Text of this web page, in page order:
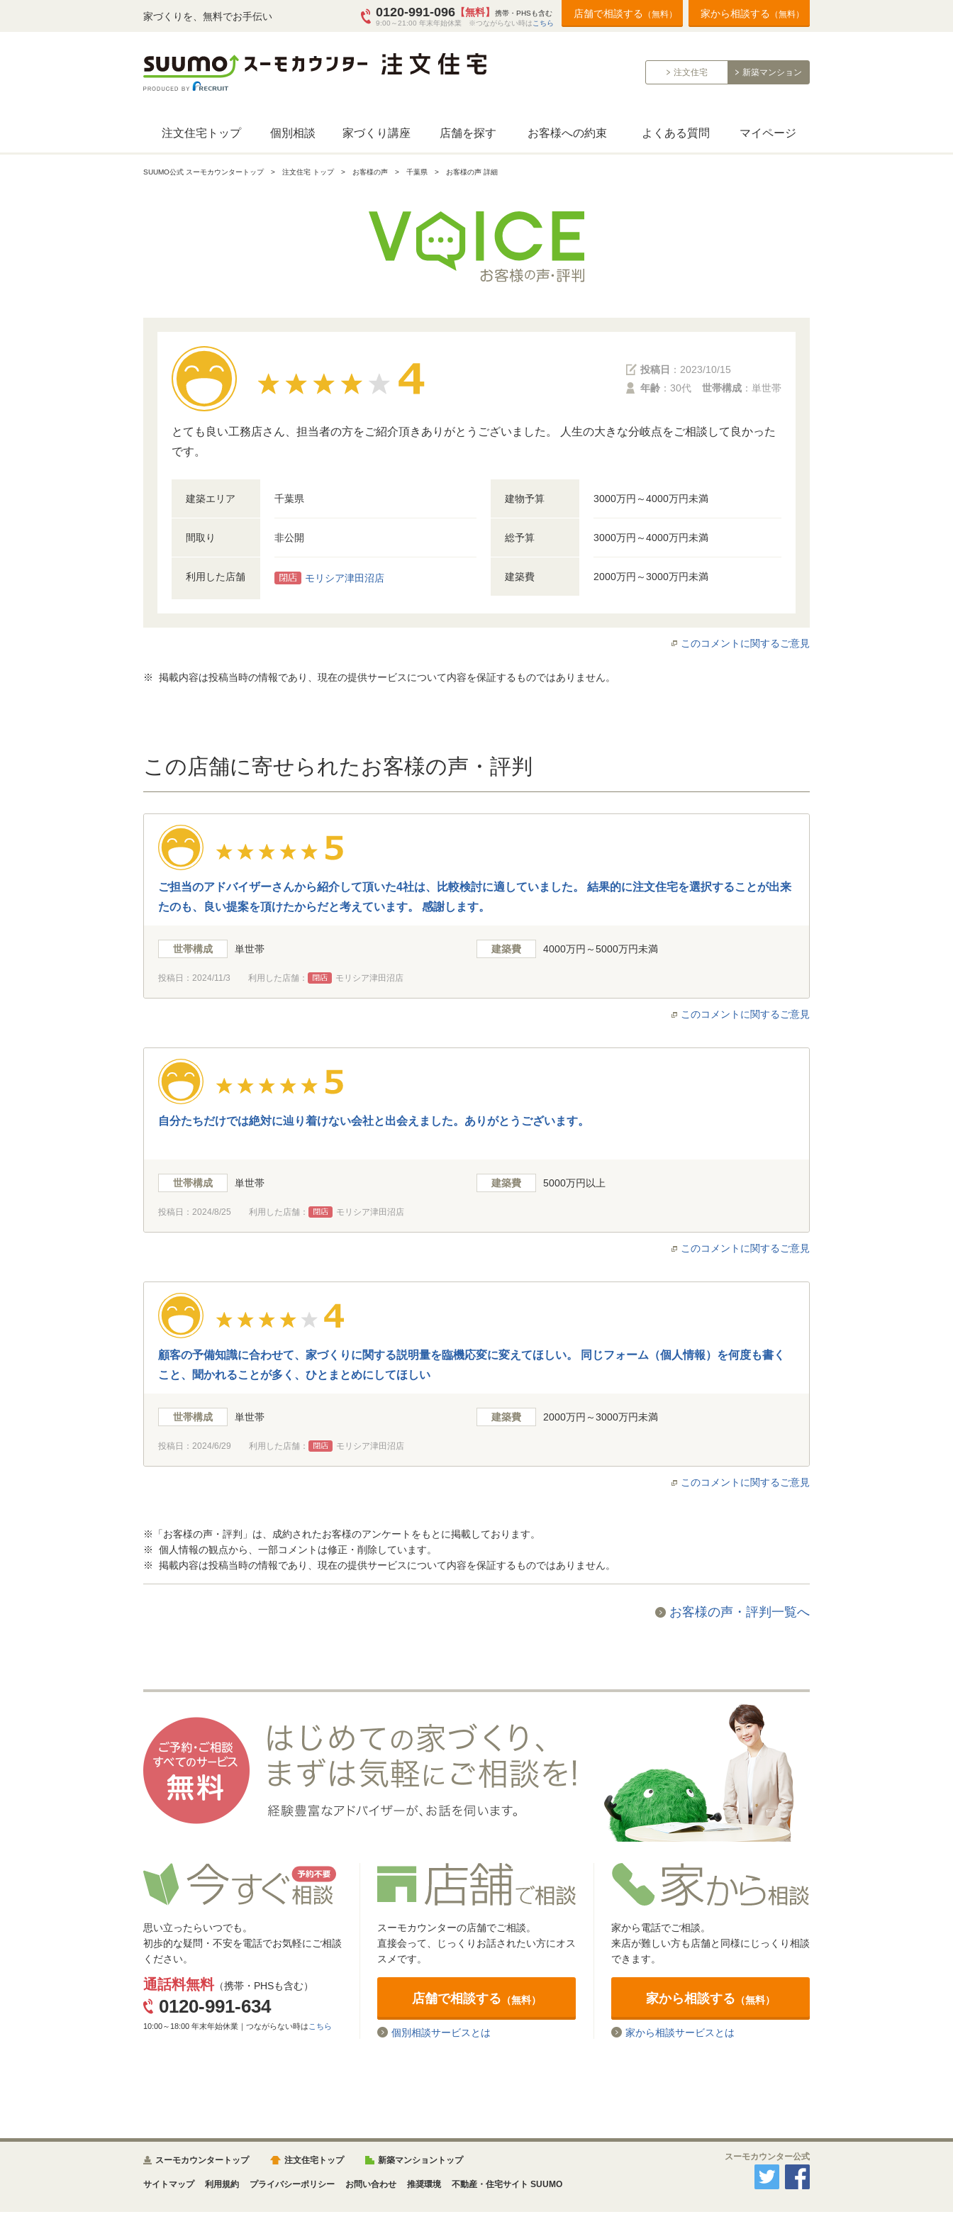
家づくりを、無料でお手伝い 0120-991-096 【無料】
携帯・PHSも含む
9:00～21:00 年末年始休業 ※つながらない時は こちら
店舗で相談する （無料） 家から相談する （無料）
注文住宅 新築マンション
注文住宅トップ 個別相談 家づくり講座 店舗を探す お客様への約束 よくある質問 マイページ
SUUMO公式 スーモカウンタートップ 注文住宅 トップ お客様の声 千葉県 お客様の声 詳細
投稿日 ： 2023/10/15
年齢 ：30代 世帯構成 ：単世帯
とても良い工務店さん、担当者の方をご紹介頂きありがとうございました。 人生の大きな分岐点をご相談して良かった
です。
建築エリア 千葉県
間取り 非公開
利用した店舗 モリシア津田沼店
建物予算 3000万円～4000万円未満
総予算 3000万円～4000万円未満
建築費 2000万円～3000万円未満
このコメントに関するご意見
※ 掲載内容は投稿当時の情報であり、現在の提供サービスについて内容を保証するものではありません。
この店舗に寄せられたお客様の声・評判
ご担当のアドバイザーさんから紹介して頂いた4社は、比較検討に適していました。 結果的に注文住宅を選択することが出来
たのも、良い提案を頂けたからだと考えています。 感謝します。
世帯構成 単世帯 建築費 4000万円～5000万円未満
投稿日： 2024/11/3 利用した店舗： モリシア津田沼店
このコメントに関するご意見
自分たちだけでは絶対に辿り着けない会社と出会えました。ありがとうございます。
世帯構成 単世帯 建築費 5000万円以上
投稿日： 2024/8/25 利用した店舗： モリシア津田沼店
このコメントに関するご意見
顧客の予備知識に合わせて、家づくりに関する説明量を臨機応変に変えてほしい。 同じフォーム（個人情報）を何度も書く
こと、聞かれることが多く、ひとまとめにしてほしい
世帯構成 単世帯 建築費 2000万円～3000万円未満
投稿日： 2024/6/29 利用した店舗： モリシア津田沼店
このコメントに関するご意見
※「お客様の声・評判」は、成約されたお客様のアンケートをもとに掲載しております。
※ 個人情報の観点から、一部コメントは修正・削除しています。
※ 掲載内容は投稿当時の情報であり、現在の提供サービスについて内容を保証するものではありません。
お客様の声・評判一覧へ
思い立ったらいつでも。
初歩的な疑問・不安を電話でお気軽にご相談
ください。
通話料無料（携帯・PHSも含む）
0120-991-634
10:00～18:00 年末年始休業｜つながらない時は こちら
スーモカウンターの店舗でご相談。
直接会って、じっくりお話されたい方にオス
スメです。
店舗で相談する （無料）
個別相談サービスとは
家から電話でご相談。
来店が難しい方も店舗と同様にじっくり相談
できます。
家から相談する （無料）
家から相談サービスとは
スーモカウンタートップ 注文住宅トップ 新築マンショントップ
サイトマップ 利用規約 プライバシーポリシー お問い合わせ 推奨環境 不動産・住宅サイト SUUMO
スーモカウンター公式